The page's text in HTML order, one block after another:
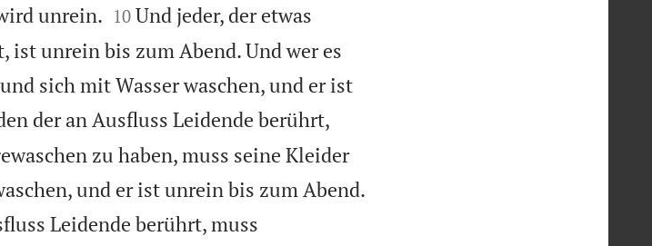
unrein.
10 Und jeder, der etwas
ist unrein bis zum Abend. Und wer es
sich mit Wasser waschen, und er ist
der an Ausfluss Leidende berührt,
zu haben, muss seine Kleider
und er ist unrein bis zum Abend.
Leidende berührt, muss